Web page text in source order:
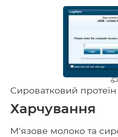
Сироватковий
Харчування
М'язове молоко та